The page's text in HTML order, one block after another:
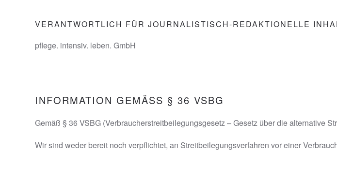
VERANTWORTLICH FÜR JOURNALISTISCH-REDAKTIONELLE
pflege. intensiv. leben. GmbH
INFORMATION GEMÄSS § 36 VSBG
Gemäß § 36 VSBG (Verbraucherstreitbeilegungsgesetz – Gesetz über die alternative
Wir sind weder bereit noch verpflichtet, an Streitbeilegungsverfahren vor einer